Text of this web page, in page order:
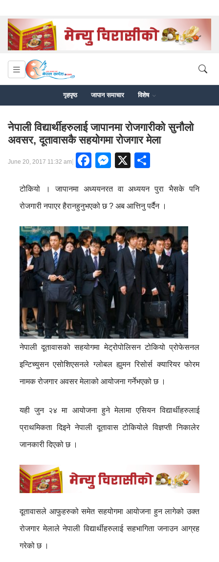
गृहपृष्ठ जापान समाचार विशेष
नेपाली विद्यार्थीहरुलाई जापानमा रोजगारीको सुनौलो
अवसर, दूतावासकै सहयोगमा रोजगार मेला
June 20, 2017 11:32 am| Facebook
Messenger
X
टोकियो । जापानमा अध्ययनरत वा अध्ययन पुरा भैसके पनि
रोजगारी नपाएर हैरानहुनुभएको छ ? अब आत्तिनु पर्दैन ।
नेपाली दूतावासको सहयोगमा मेट्रोपोलिसन टोकियो प्रोफेसनल
इन्टिच्युसन एसोशिएसनले ग्लोबल ह्युमन रिसोर्स क्यारियर फोरम
नामक रोजगार अवसर मेलाको आयोजना गर्नेभएको छ ।
यही जुन २४ मा आयोजना हुने मेलामा एसियन विद्यार्थीहरुलाई
प्राथमिकता दिइने नेपाली दूतावास टोकियोले विज्ञप्ती निकालेर
जानकारी दिएको छ ।
दूतावासले आफुहरुको समेत सहयोगमा आयोजना हुन लागेको उक्त
रोजगार मेलाले नेपाली विद्यार्थीहरुलाई सहभागिता जनाउन आग्रह
गरेको छ ।